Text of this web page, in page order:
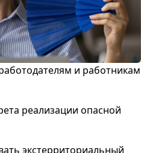
и работникам
реализации опасной
экстерриториальный